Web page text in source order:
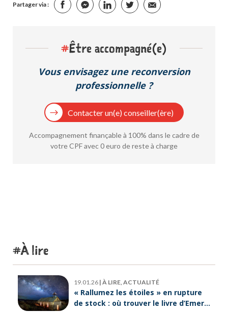
Partager via :
#Être accompagné(e)
Vous envisagez une reconversion
professionnelle ?
Contacter un(e) conseiller(ère)
Accompagnement finançable à 100% dans le cadre de
votre CPF avec 0 euro de reste à charge
À lire
19.01.26 | À LIRE, ACTUALITÉ
« Rallumez les étoiles » en rupture
de stock : où trouver le livre d’Emeric